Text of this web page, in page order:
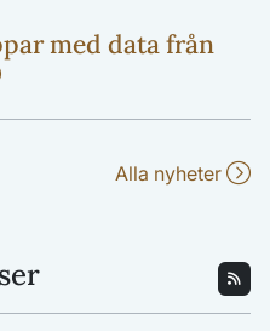
med data från
Alla nyheter